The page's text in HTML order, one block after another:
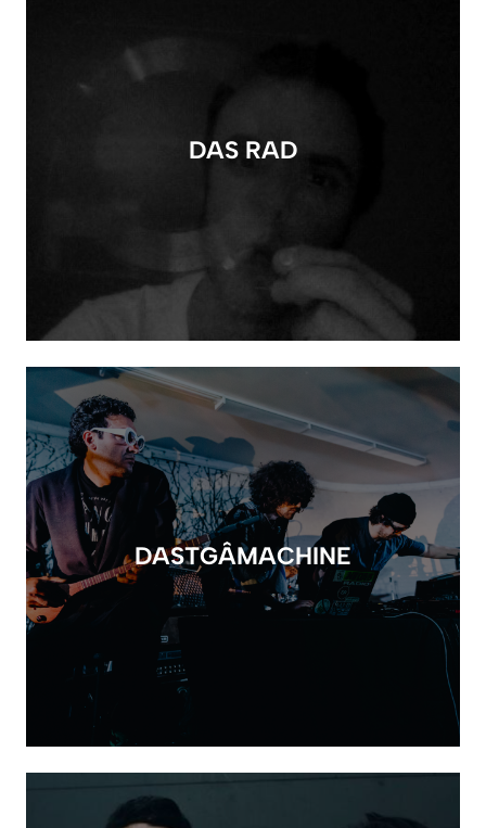
DAS RAD
DASTGÂMACHINE